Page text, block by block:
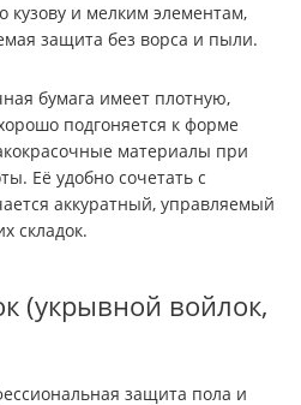
кузову и мелким элементам,
защита без ворса и пыли.
бумага имеет плотную,
подгоняется к форме
материалы при
Её удобно сочетать с
аккуратный, управляемый
складок.
(укрывной войлок,
защита пола и